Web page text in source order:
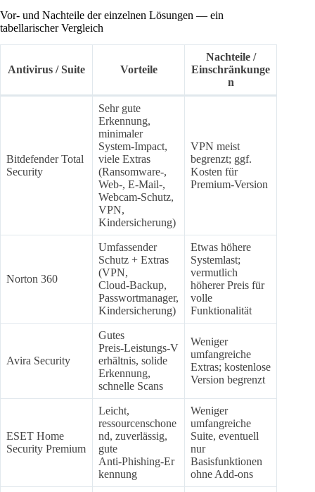
Vor- und Nachteile der einzelnen Lösungen — ein
tabellarischer Vergleich
Antivirus / Suite Vorteile
Nachteile /
Einschränkunge
n
Bitdefender Total
Security
Sehr gute
Erkennung,
minimaler
System‑Impact,
viele Extras
(Ransomware‑,
Web‑, E‑Mail‑,
Webcam‑Schutz,
VPN,
Kindersicherung)
VPN meist
begrenzt; ggf.
Kosten für
Premium‑Version
Norton 360
Umfassender
Schutz + Extras
(VPN,
Cloud‑Backup,
Passwortmanager,
Kindersicherung)
Etwas höhere
Systemlast;
vermutlich
höherer Preis für
volle
Funktionalität
Avira Security
Gutes
Preis‑Leistungs‑V
erhältnis, solide
Erkennung,
schnelle Scans
Weniger
umfangreiche
Extras; kostenlose
Version begrenzt
ESET Home
Security Premium
Leicht,
ressourcenschone
nd, zuverlässig,
gute
Anti‑Phishing‑Er
kennung
Weniger
umfangreiche
Suite, eventuell
nur
Basisfunktionen
ohne Add-ons